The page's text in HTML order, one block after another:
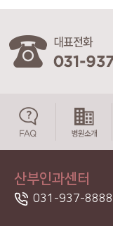
산부인과센터
031-937-8888